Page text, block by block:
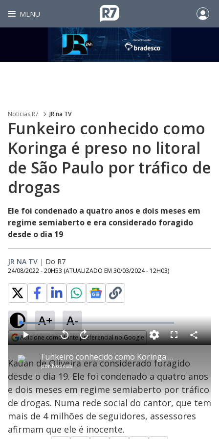
MENU
Noticias R7 JR na TV
Funkeiro conhecido como
Koringa é preso no litoral
de São Paulo por tráfico de
drogas
Ele foi condenado a quatro anos e dois meses em
regime semiaberto e era considerado foragido
desde o dia 19
JR NA TV | Do R7
24/08/2022 - 20H53 (ATUALIZADO EM 30/03/2024 - 12H03)
A+ A-
Adicione como fonte preferencial no Google
P
l
a
Funkeiro conhecido como Koringa é preso no litoral de São Paulo por tráfico de drogas
porNotícias
P V
l
a
r
1
0
e
g
n
d
o
s
A
n
1
s
e
u
n
o
s
L
o
a
d
e
3
1
8
F
s
c
r
e
n
C
o
i
l
h
a
Kauan de Oliveira era considerado foragido
desde o dia 19. Ele foi condenado a quatro anos
e dois meses em regime semiaberto por tráfico
de drogas. Numa rede social do cantor, que tem
mais de 4 milhões de seguidores, assessores
afirmam que ele é inocente.